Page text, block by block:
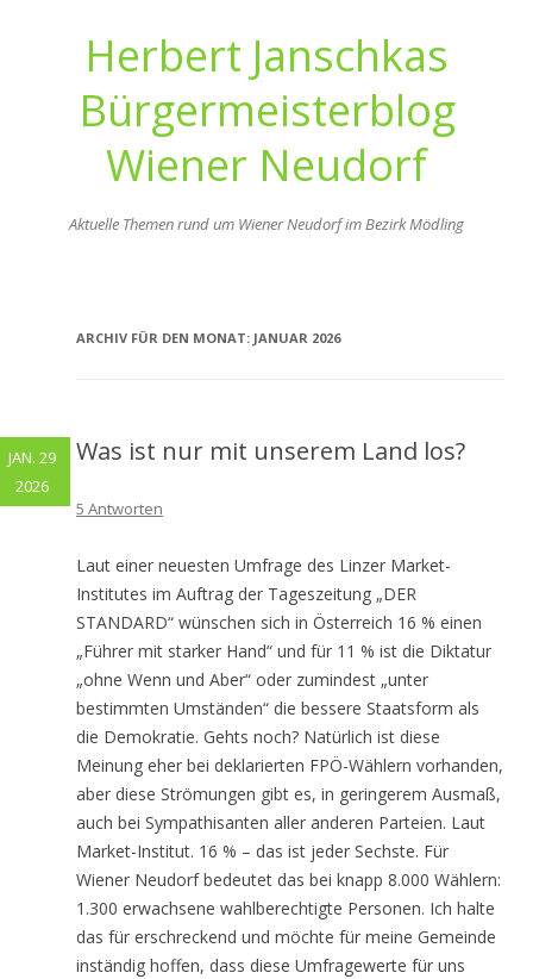
Herbert Janschkas
Bürgermeisterblog
Wiener Neudorf
Aktuelle Themen rund um Wiener Neudorf im Bezirk Mödling
ARCHIV FÜR DEN MONAT: JANUAR 2026
Was ist nur mit unserem Land los?
5 Antworten
Laut einer neuesten Umfrage des Linzer Market-
Institutes im Auftrag der Tageszeitung „DER
STANDARD“ wünschen sich in Österreich 16 % einen
„Führer mit starker Hand“ und für 11 % ist die Diktatur
„ohne Wenn und Aber“ oder zumindest „unter
bestimmten Umständen“ die bessere Staatsform als
die Demokratie. Gehts noch? Natürlich ist diese
Meinung eher bei deklarierten FPÖ-Wählern vorhanden,
aber diese Strömungen gibt es, in geringerem Ausmaß,
auch bei Sympathisanten aller anderen Parteien. Laut
Market-Institut. 16 % – das ist jeder Sechste. Für
Wiener Neudorf bedeutet das bei knapp 8.000 Wählern:
1.300 erwachsene wahlberechtigte Personen. Ich halte
das für erschreckend und möchte für meine Gemeinde
inständig hoffen, dass diese Umfragewerte für uns
JAN. 29
2026